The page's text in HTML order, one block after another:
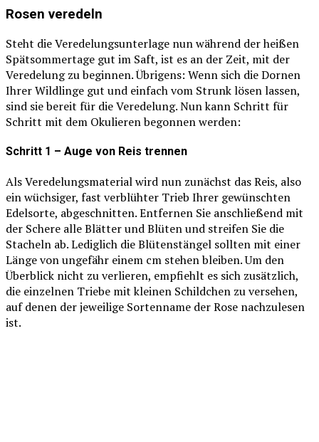
Rosen veredeln
Steht die Veredelungsunterlage nun während der heißen
Spätsommertage gut im Saft, ist es an der Zeit, mit der
Veredelung zu beginnen. Übrigens: Wenn sich die Dornen
Ihrer Wildlinge gut und einfach vom Strunk lösen lassen,
sind sie bereit für die Veredelung. Nun kann Schritt für
Schritt mit dem Okulieren begonnen werden:
Schritt 1 – Auge von Reis trennen
Als Veredelungsmaterial wird nun zunächst das Reis, also
ein wüchsiger, fast verblühter Trieb Ihrer gewünschten
Edelsorte, abgeschnitten. Entfernen Sie anschließend mit
der Schere alle Blätter und Blüten und streifen Sie die
Stacheln ab. Lediglich die Blütenstängel sollten mit einer
Länge von ungefähr einem cm stehen bleiben. Um den
Überblick nicht zu verlieren, empfiehlt es sich zusätzlich,
die einzelnen Triebe mit kleinen Schildchen zu versehen,
auf denen der jeweilige Sortenname der Rose nachzulesen
ist.